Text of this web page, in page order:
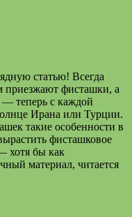
статью! Всегда
приезжают фисташки, а
— теперь с каждой
Ирана или Турции.
такие особенности в
фисташковое
хотя бы как
материал, читается